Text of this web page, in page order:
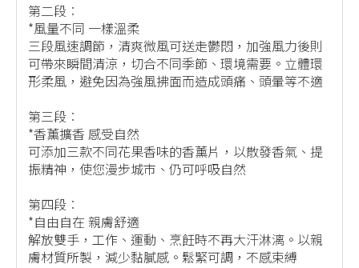
第二段︰
*風量不同 一樣溫柔
三段風速調節，清爽微風可送走鬱悶，加強風力後則
可帶來瞬間清涼，切合不同季節、環境需要。立體環
形柔風，避免因為強風拂面而造成頭痛、頭暈等不適
第三段︰
*香薰擴香 感受自然
可添加三款不同花果香味的香薰片，以散發香氣、提
振精神，使您漫步城市、仍可呼吸自然
第四段︰
*自由自在 親膚舒適
解放雙手，工作、運動、烹飪時不再大汗淋漓。以親
膚材質所製，減少黏膩感。鬆緊可調，不感束縛